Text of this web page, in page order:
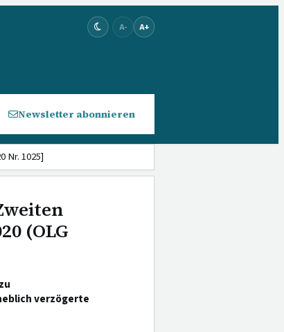
A- A+
Newsletter abonnieren
Nr. 1025]
(OLG
verzögerte